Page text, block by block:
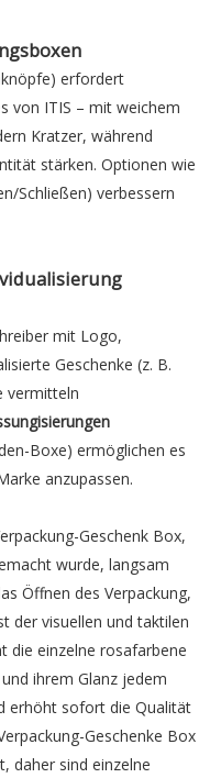
erfordert
von ITIS – mit weichem
Kratzer, während
stärken. Optionen wie
Schließen) verbessern
mit Logo,
Geschenke (z. B.
vermitteln
Boxe) ermöglichen es
anzupassen.
Geschenk Box,
wurde, langsam
Öffnen des Verpackung,
der visuellen und taktilen
die einzelne rosafarbene
ihrem Glanz jedem
erhöht sofort die Qualität
Geschenke Box
daher sind einzelne